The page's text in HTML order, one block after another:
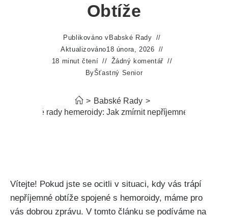
Obtíže
Publikováno v Babské Rady
Aktualizováno18 února, 2026
18 minut čtení
Žádný komentář
ByŠťastný Senior
> Babské Rady >
Babské rady hemeroidy: Jak zmírnit nepříjemné obtíže
Vítejte! Pokud jste se ocitli v situaci, kdy vás trápí
‍nepříjemné obtíže⁣ spojené s hemoroidy,⁤ máme ‍pro
vás ‌dobrou ⁤zprávu. V tomto článku se podíváme na